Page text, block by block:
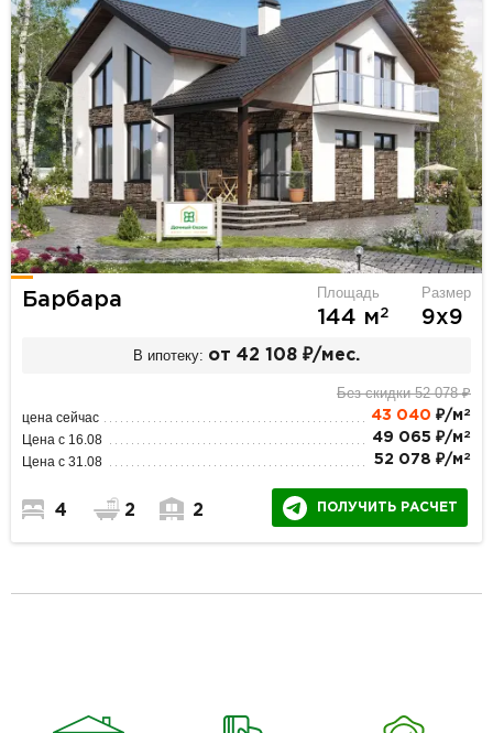
Барбара Площадь
144 м2
Размер
9х9
В ипотеку: от 42 108 ₽/мес.
Без скидки 52 078 ₽
цена сейчас 43 040 ₽/м 2
Цена с 16.08 49 065 ₽/м 2
Цена с 31.08 52 078 ₽/м 2
4 2 2 ПОЛУЧИТЬ РАСЧЕТ